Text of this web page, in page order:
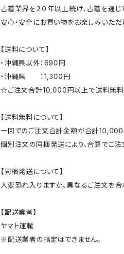
古着業界を２０年以上続け、古着を通
安心・安全にお買い物をお楽しみいただ
【送料について】
・沖縄県以外：690円
・沖縄県 ：1,300円
☆ご注文合計10,000円以上で送料無料
【送料無料について】
一回でのご注文合計金額が合計10,000
個別注文の同梱発送により、合算でご
【同梱発送について】
大変恐れ入りますが、異なるご注文を
【配送業者】
ヤマト運輸
※配送業者の指定はできません。